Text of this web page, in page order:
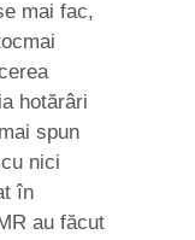
mai fac,
hotărâri
spun
nici
în
au făcut